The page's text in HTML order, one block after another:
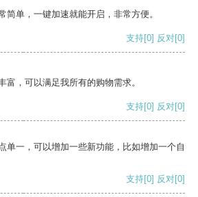
简单，一键加速就能开启，非常方便。
支持[0] 反对[0]
富，可以满足我所有的购物需求。
支持[0] 反对[0]
单一，可以增加一些新功能，比如增加一个自
支持[0] 反对[0]